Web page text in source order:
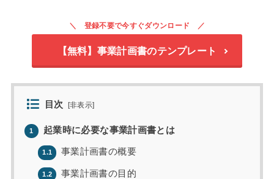
登録不要で今すぐダウンロード
【無料】事業計画書のテンプレート
目次 [非表示]
1 起業時に必要な事業計画書とは
1.1 事業計画書の概要
1.2 事業計画書の目的